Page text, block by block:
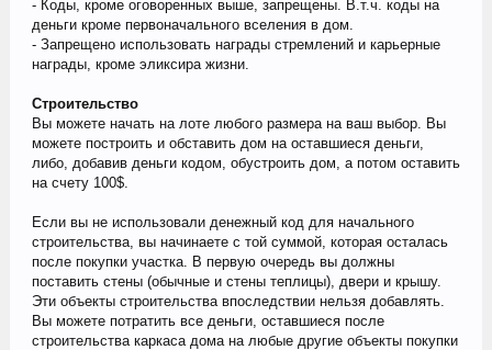
- Коды, кроме оговоренных выше, запрещены. В.т.ч. коды на
деньги кроме первоначального вселения в дом.
- Запрещено использовать награды стремлений и карьерные
награды, кроме эликсира жизни.
Строительство
Вы можете начать на лоте любого размера на ваш выбор. Вы
можете построить и обставить дом на оставшиеся деньги,
либо, добавив деньги кодом, обустроить дом, а потом оставить
на счету 100$.
Если вы не использовали денежный код для начального
строительства, вы начинаете с той суммой, которая осталась
после покупки участка. В первую очередь вы должны
поставить стены (обычные и стены теплицы), двери и крышу.
Эти объекты строительства впоследствии нельзя добавлять.
Вы можете потратить все деньги, оставшиеся после
строительства каркаса дома на любые другие объекты покупки